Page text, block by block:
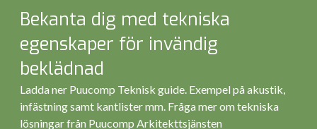
Bekanta dig med tekniska
egenskaper för invändig
beklädnad
Ladda ner Puucomp Teknisk guide. Exempel på akustik,
infästning samt kantlister mm. Fråga mer om tekniska
lösningar från Puucomp Arkitekttsjänsten